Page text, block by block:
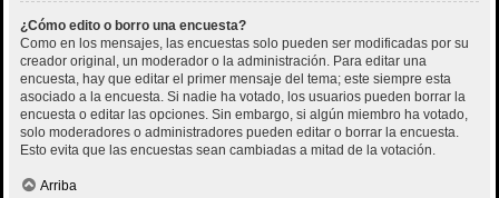
¿Cómo edito o borro una encuesta?
Como en los mensajes, las encuestas solo pueden ser modificadas por su
creador original, un moderador o la administración. Para editar una
encuesta, hay que editar el primer mensaje del tema; este siempre esta
asociado a la encuesta. Si nadie ha votado, los usuarios pueden borrar la
encuesta o editar las opciones. Sin embargo, si algún miembro ha votado,
solo moderadores o administradores pueden editar o borrar la encuesta.
Esto evita que las encuestas sean cambiadas a mitad de la votación.
Arriba